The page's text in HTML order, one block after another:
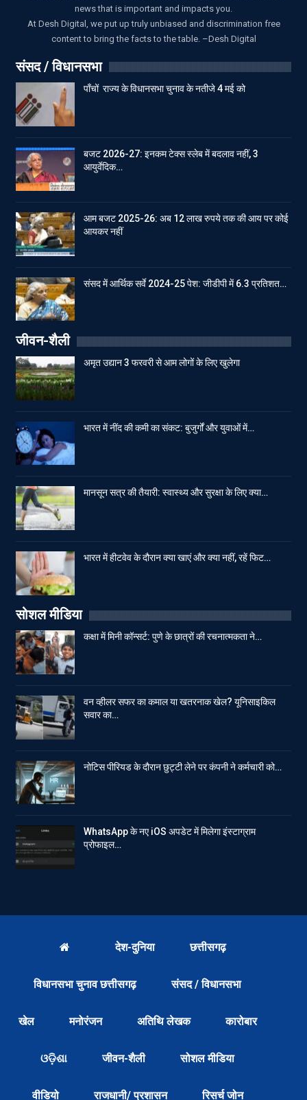
news that is important and impacts you.
At Desh Digital, we put up truly unbiased and discrimination free
content to bring the facts to the table. –Desh Digital
संसद / विधानसभा
पाँचों राज्य के विधानसभा चुनाव के नतीजे 4 मई को
बजट 2026-27: इनकम टेक्स स्लेब में बदलाव नहीं, 3
आयुर्वेदिक…
आम बजट 2025-26: अब 12 लाख रुपये तक की आय पर कोई
आयकर नहीं
संसद में आर्थिक सर्वे 2024-25 पेश: जीडीपी में 6.3 प्रतिशत…
जीवन-शैली
अमृत उद्यान 3 फरवरी से आम लोगों के लिए खुलेगा
भारत में नींद की कमी का संकट: बुजुर्गों और युवाओं में…
मानसून सत्र की तैयारी: स्वास्थ्य और सुरक्षा के लिए क्या…
भारत में हीटवेव के दौरान क्या खाएं और क्या नहीं, रहें फिट…
सोशल मीडिया
कक्षा में मिनी कॉन्सर्ट: पुणे के छात्रों की रचनात्मकता ने…
वन व्हीलर सफर का कमाल या खतरनाक खेल? यूनिसाइकिल
सवार का…
नोटिस पीरियड के दौरान छुट्टी लेने पर कंपनी ने कर्मचारी को…
WhatsApp के नए iOS अपडेट में मिलेगा इंस्टाग्राम
प्रोफाइल…
देश-दुनिया छत्तीसगढ़
विधानसभा चुनाव छत्तीसगढ़ संसद / विधानसभा
खेल मनोरंजन अतिथि लेखक कारोबार
ଓଡ଼ିଶା जीवन-शैली सोशल मीडिया
वीडियो राजधानी/ प्रशासन रिसर्च जोन